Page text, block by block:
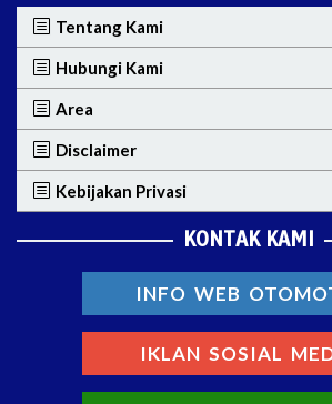
Tentang Kami
Hubungi Kami
Area
Disclaimer
Kebijakan Privasi
KONTAK KAMI
INFO WEB
IKLAN SOSIAL